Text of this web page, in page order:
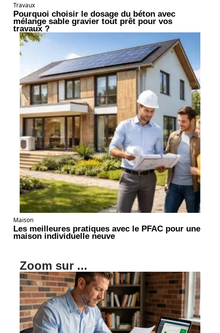
Travaux
Pourquoi choisir le dosage du béton avec
mélange sable gravier tout prêt pour vos
travaux ?
Maison
Les meilleures pratiques avec le PFAC pour une
maison individuelle neuve
Zoom sur ...